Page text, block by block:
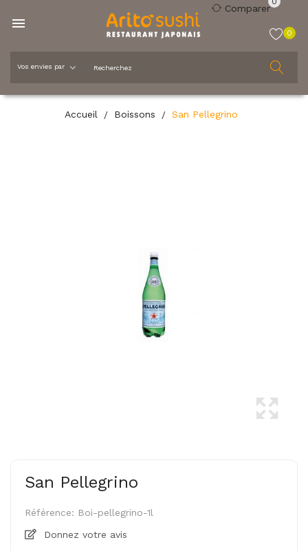

Comparer
0
Accueil Boissons San Pellegrino
San Pellegrino
Référence: Boi-pellegrino-1l
Donnez votre avis